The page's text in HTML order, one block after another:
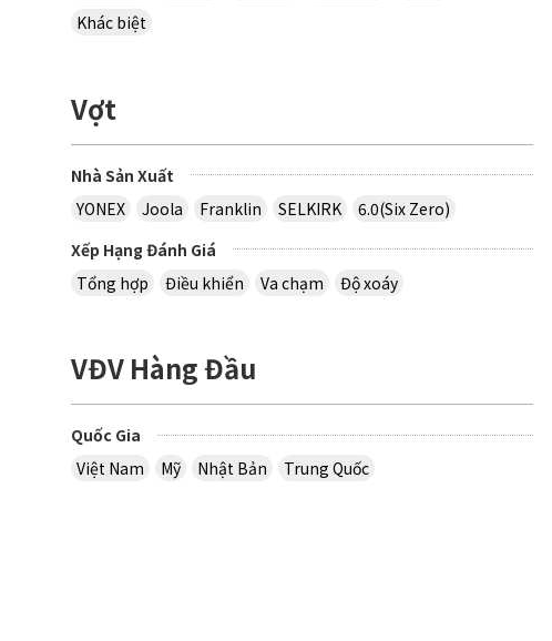
Khác biệt
Vợt
Nhà Sản Xuất
YONEX
Joola Franklin SELKIRK
6.0(Six Zero)
Xếp Hạng Đánh Giá
Tổng hợp
Điều khiển Va chạm Độ xoáy
VĐV Hàng Đầu
Quốc Gia
Việt Nam
Mỹ Nhật Bản Trung Quốc